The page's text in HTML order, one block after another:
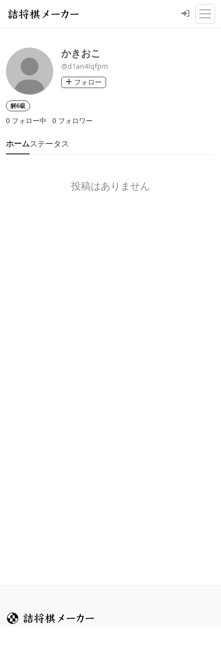
かきおこ
@d1an4lqfpm
フォロー
解6級
0 フォロー中 0 フォロワー
ホームステータス
投稿はありません